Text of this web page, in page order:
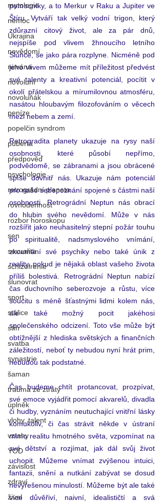
mytologie
nemoc
Ukrajina
nevědomí
nirvána
novoluní
novoluňák
peníze
popelčin syndrom
puberta
předpověď
psychologie
retrográdní planeta
rovnodennost
rozbor horoskopu
sen
sexualita
schizofrenie
slunovrat
sport
stálice
stín
svatba
synastrie
šaman
trauma ze ztráty
úplněk
vlohy, talent
vztahy
YOD
závislost
zdraví
živel
pomocníky, a to Merkur v Raku a Jupiter ve
Štíru. Vytváří tak velký vodní trigon, který
zdůrazní citový život, ale za pár dnů,
nejspíše pod vlivem žhnoucího letního
Slunce, se jako pára rozplyne. Nicméně pod
jeho vlivem můžeme mít příležitost předvést
své talenty a kreativní potenciál, pocítit v
okolí přátelskou a mírumilovnou atmosféru,
nasátou hloubavým filozofováním o věcech
mezi nebem a zemí.
Retrogradita planety ukazuje na rysy naší
osobnosti, které působí nepřímo,
podvědomě, se zábranami a jsou obrácené
spíše dovnitř nás. Ukazuje nám potenciál
pro naše sebepoznání spojené s částmi naší
osobnosti. Retrográdní Neptun nás obrací
do hlubin svého nevědomí. Může v nás
rozšířit jako neuhasitelný stepní požár touhu
po spiritualitě, nadsmyslového vnímání,
zkoumání své psychiky nebo také únik z
reality, pokud je nějaká oblast vašeho života
příliš bolestivá. Retrográdní Neptun nabízí
čas duchovního seberozvoje a růstu, více
soucitu s méně šťastnými lidmi kolem nás,
ale také možný pocit jakéhosi
společenského odcizení. Toto vše může být
obtížnější z hlediska světských a finančních
záležitostí, neboť ty nebudou nyní hrát prim,
nebudou tak podstatné.
Čas budeme chtít protancovat, prozpívat,
své emoce vyjádřit pomocí akvarelů, divadla
či hudby, vyznáním neutuchající vnitřní lásky
komukoliv, či čas strávit někde v ústraní
mimo realitu hmotného světa, vzpomínat na
své dětství a rozjímat, jak dál svůj život
uchopit. Můžeme vnímat zvýšenou intuici,
fantazii, snění a nutkání zabývat se dosud
nevyřešenou minulostí. Můžeme být ale také
více důvěřiví, naivní, idealističtí a svá